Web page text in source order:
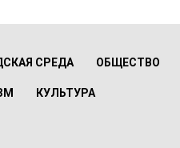
СРЕДА ОБЩЕСТВО
КУЛЬТУРА